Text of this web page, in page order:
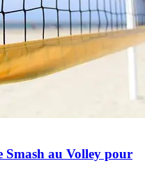
Smash au Volley pour